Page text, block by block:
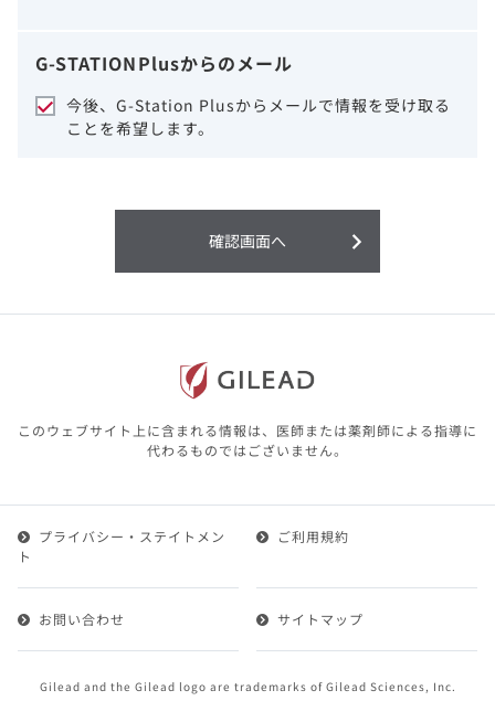
ギリアドは、本サイトのコンテンツについて
細心の注意を払い、正確かつ最新の情報を提
供するように努力をしておりますが、正確
性、確実性、妥当性、有用性、ご利用になら
利用することまたは利用できなかったことよ
り生じる損害については一切の責任を負いか
含む）の情報は、その製品またはその製品の
本サイト内の情報は、医師その他医療関係者
が行なうべきアドバイスやサービスを提供す
るものではありません。本サイトに表示され
ている情報は、決して、医師その他医療関係
1.会員とは、医療関係者の方で、本サービスの利用規約
ービスに登録を申し込みギリアドがこれを承認した方を
いいます。
けることができます。
G-STATIONPlusからのメール
今後、G-Station Plusからメールで情報を受け取る
ことを希望します。
確認画面へ
このウェブサイト上に含まれる情報は、医師または薬剤師による指導に
代わるものではございません。
Gilead and the Gilead logo are trademarks of Gilead Sciences, Inc.
プライバシー・ステイトメン
ト
ご利用規約
お問い合わせ サイトマップ